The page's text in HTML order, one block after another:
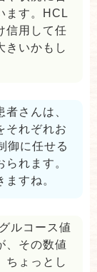
ます。HCL
信用して任
きいかもし
さんは、
それぞれお
御に任せる
れます。
すね。
ルコース値
、その数値
ちょっとし